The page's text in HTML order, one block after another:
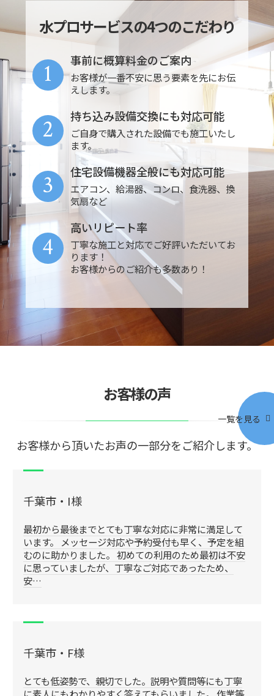
水プロサービスの4つのこだわり
事前に概算料金のご案内
お客様が一番不安に思う要素を先にお伝
えします。
1
持ち込み設備交換にも対応可能
ご自身で購入された設備でも施工いたし
ます。
2
住宅設備機器全般にも対応可能
エアコン、給湯器、コンロ、食洗器、換
気扇など
3
高いリピート率
丁寧な施工と対応でご好評いただいてお
ります！
お客様からのご紹介も多数あり！
4
お客様の声
お客様から頂いたお声の一部分をご紹介します。
一覧を見る
千葉市・I様
最初から最後までとても丁寧な対応に非常に満足して
います。 メッセージ対応や予約受付も早く、予定を組
むのに助かりました。 初めての利用のため最初は不安
に思っていましたが、丁寧なご対応であったため、
安…
千葉市・F様
とても低姿勢で、親切でした。説明や質問等にも丁寧